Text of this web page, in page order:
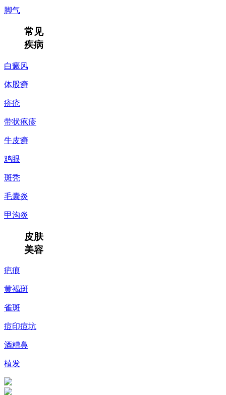
脚气
常见
疾病
白癜风
体股癣
疥疮
带状疱疹
牛皮癣
鸡眼
斑秃
毛囊炎
甲沟炎
皮肤
美容
疤痕
黄褐斑
雀斑
痘印痘坑
酒糟鼻
植发